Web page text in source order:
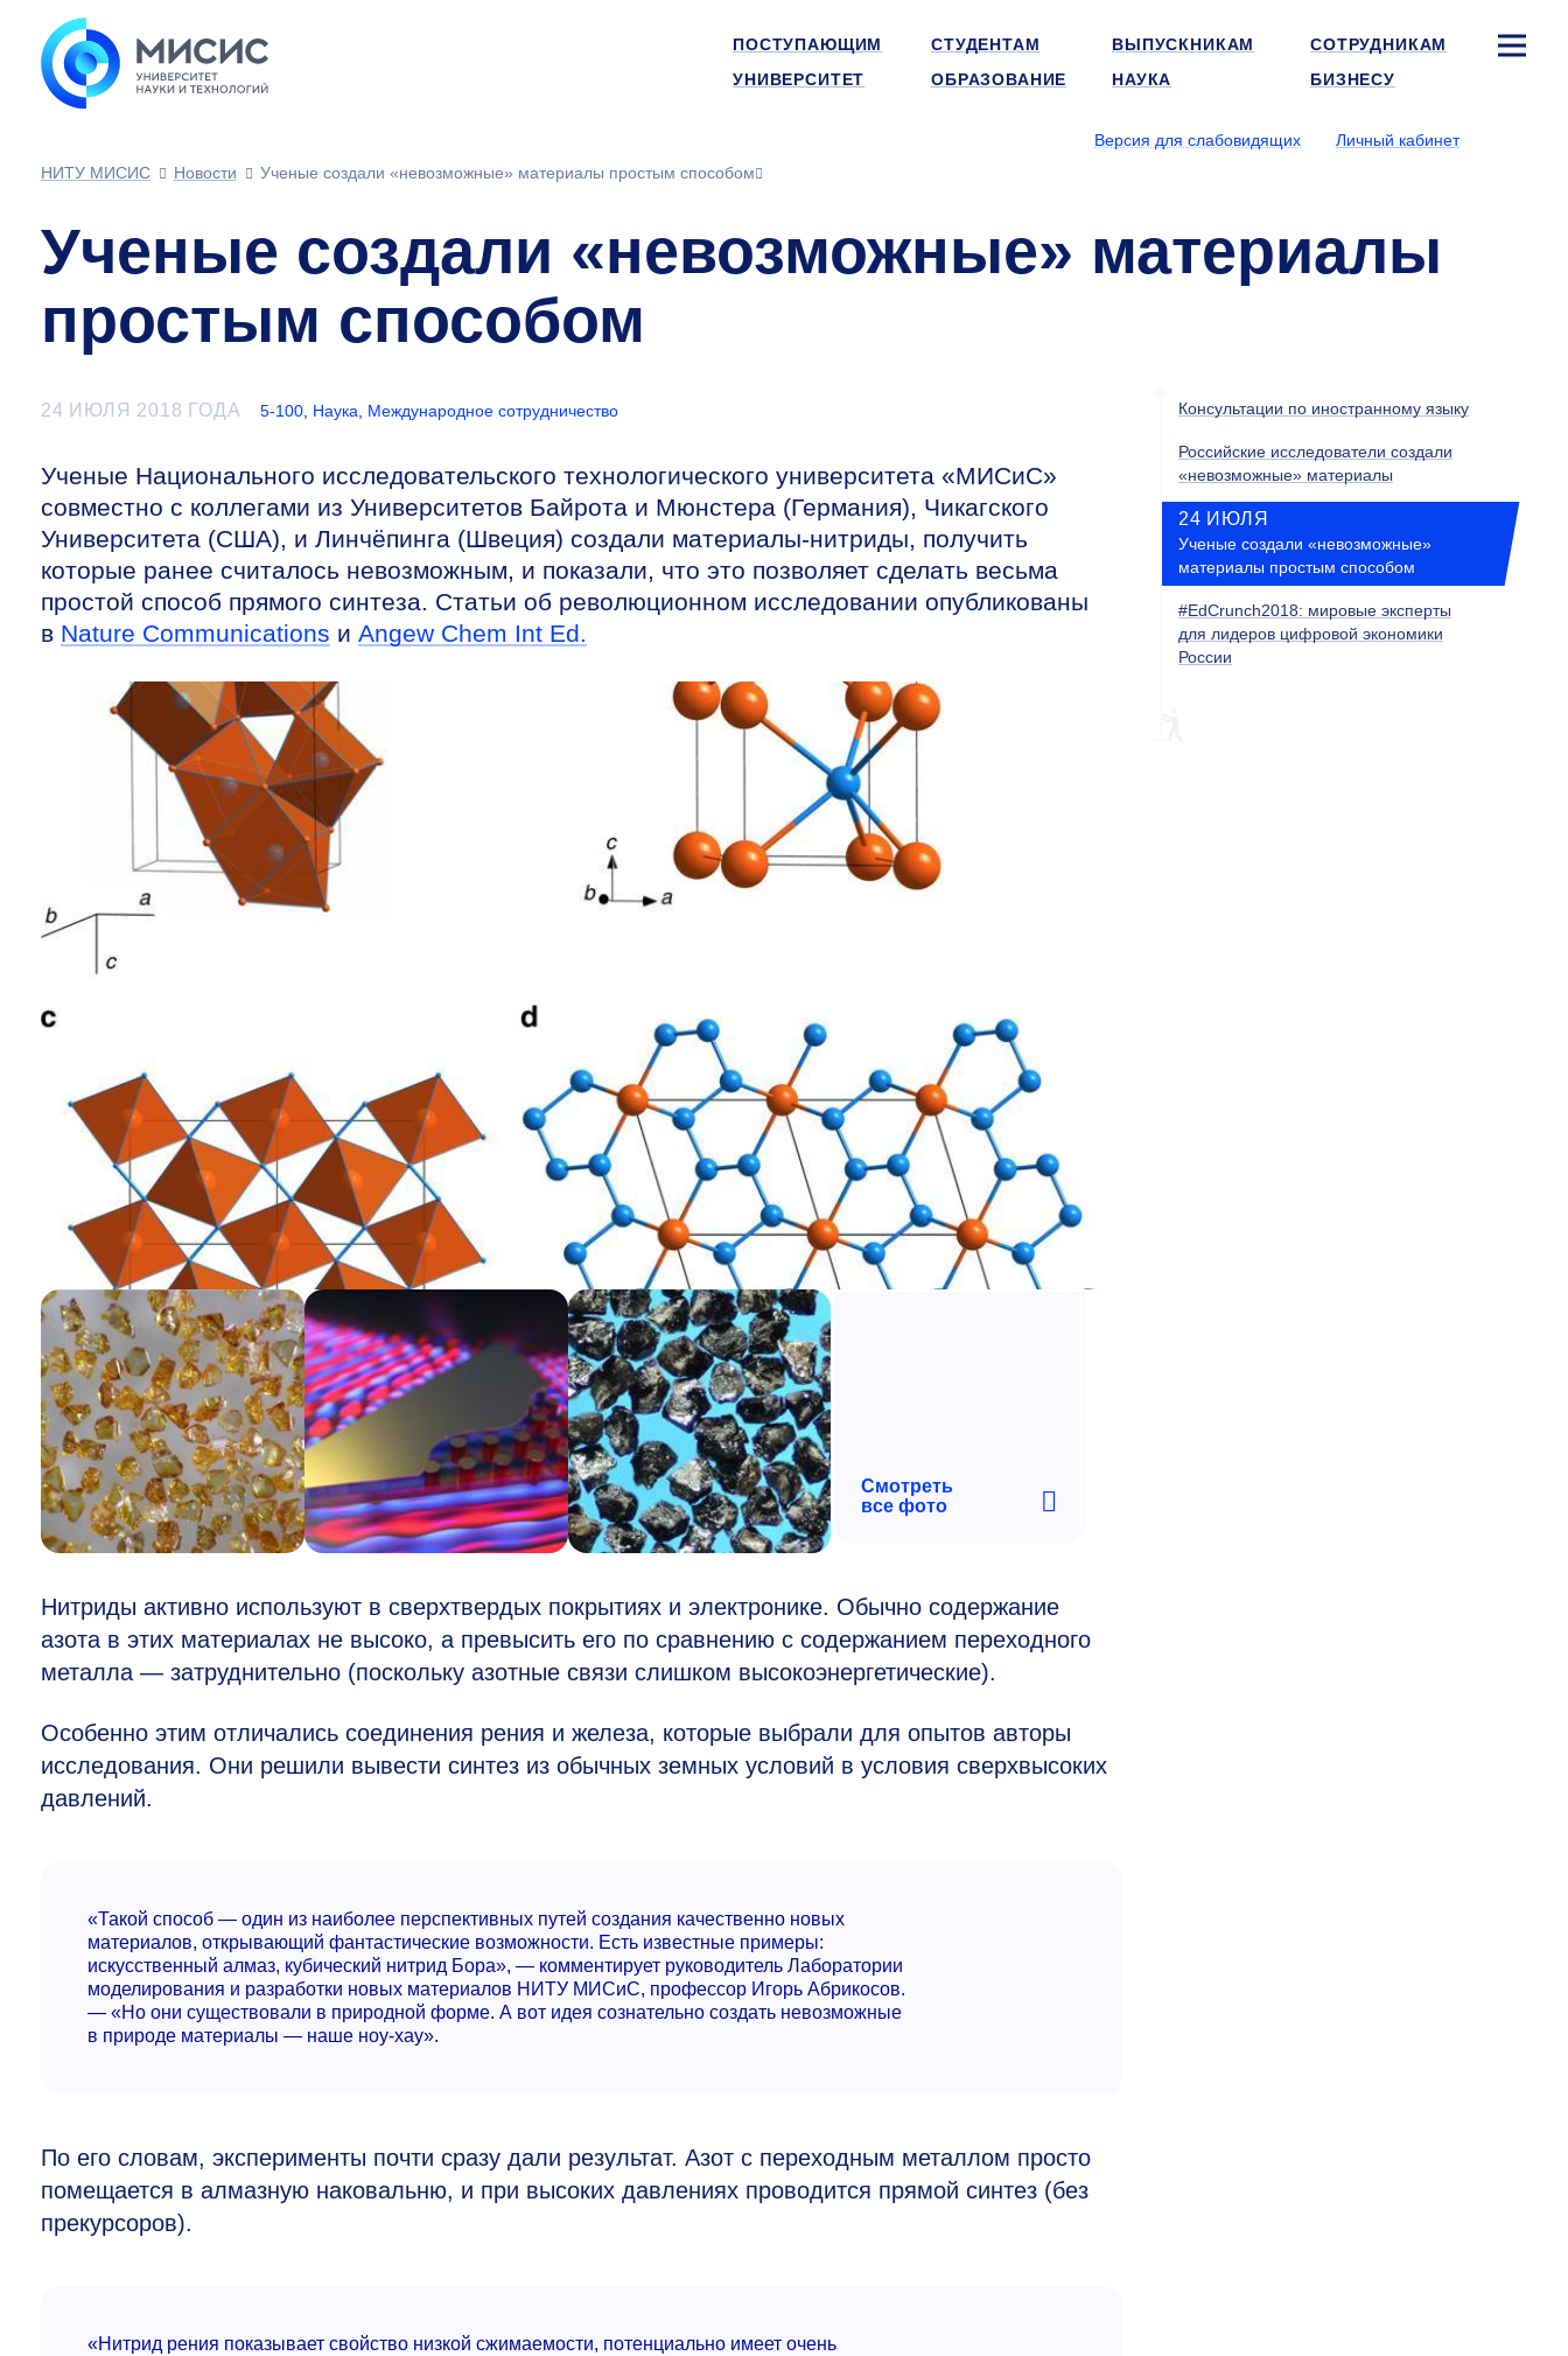
ПОСТУПАЮЩИМ СТУДЕНТАМ ВЫПУСКНИКАМ
СОТРУДНИКАМ
УНИВЕРСИТЕТ
ОБРАЗОВАНИЕ НАУКА БИЗНЕСУ
Версия для слабовидящих
Личный кабинет
НИТУ МИСИС
Новости Ученые создали «невозможные» материалы простым способом
Ученые создали «невозможные» материалы
простым способом
24 ИЮЛЯ 2018 ГОДА 5-100, Наука Международное сотрудничество
Ученые Национального исследовательского технологического университета «МИСиС»
совместно с коллегами из Университетов Байрота и Мюнстера (Германия), Чикагского
Университета (США), и Линчёпинга (Швеция) создали материалы-нитриды, получить
которые ранее считалось невозможным, и показали, что это позволяет сделать весьма
простой способ прямого синтеза. Статьи об революционном исследовании опубликованы
в Nature Communications и Angew Chem Int Ed.
Смотреть
все фото
Нитриды активно используют в сверхтвердых покрытиях и электронике. Обычно содержание
азота в этих материалах не высоко, а превысить его по сравнению с содержанием переходного
металла — затруднительно (поскольку азотные связи слишком высокоэнергетические).
Особенно этим отличались соединения рения и железа, которые выбрали для опытов авторы
исследования. Они решили вывести синтез из обычных земных условий в условия сверхвысоких
давлений.
«Такой способ — один из наиболее перспективных путей создания качественно новых
материалов, открывающий фантастические возможности. Есть известные примеры:
искусственный алмаз, кубический нитрид Бора», — комментирует руководитель Лаборатории
моделирования и разработки новых материалов НИТУ МИСиС, профессор Игорь Абрикосов.
— «Но они существовали в природной форме. А вот идея сознательно создать невозможные
в природе материалы — наше ноу-хау».
По его словам, эксперименты почти сразу дали результат. Азот с переходным металлом просто
помещается в алмазную наковальню, и при высоких давлениях проводится прямой синтез (без
прекурсоров).
«Нитрид рения показывает свойство низкой сжимаемости, потенциально имеет очень
Консультации по иностранному языку
Российские исследователи создали
«невозможные» материалы
24 ИЮЛЯ
Ученые создали «невозможные»
материалы простым способом
#EdCrunch2018: мировые эксперты
для лидеров цифровой экономики
России